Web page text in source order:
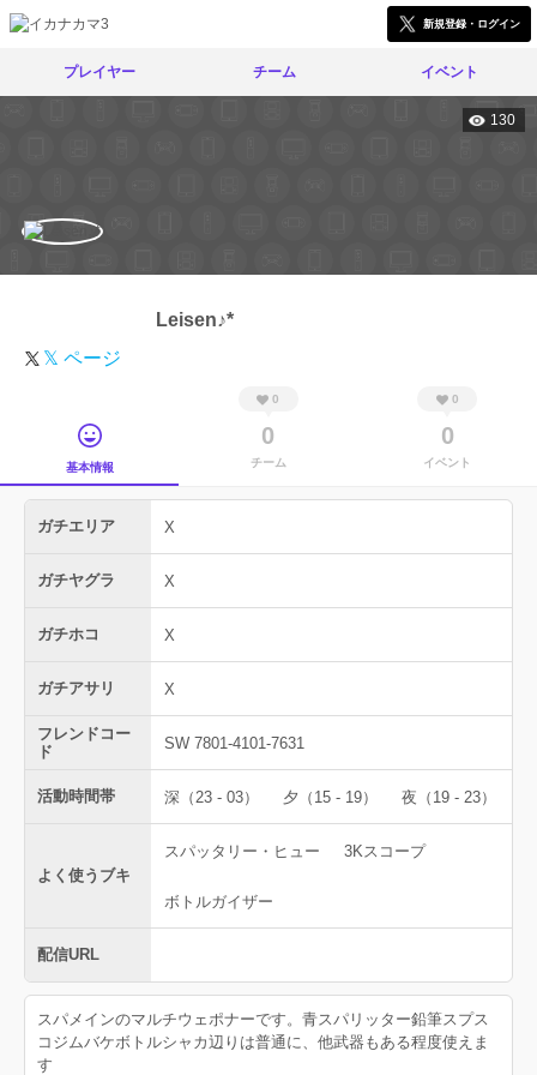
新規登録・ログイン
プレイヤー チーム イベント
130
Leisen♪*
𝕏 ページ
基本情報
0
0
チーム
0
0
イベント
ガチエリア X
ガチヤグラ X
ガチホコ X
ガチアサリ X
フレンドコー
ド
SW 7801-4101-7631
活動時間帯 深（23 - 03） 夕（15 - 19） 夜（19 - 23）
よく使うブキ
スパッタリー・ヒュー 3Kスコープ
ボトルガイザー
配信URL
スパメインのマルチウェポナーです。青スパリッター鉛筆スプス
コジムバケボトルシャカ辺りは普通に、他武器もある程度使えま
す